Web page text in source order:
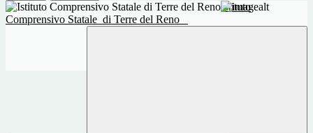
Istituto
Comprensivo Statale di Terre del Reno